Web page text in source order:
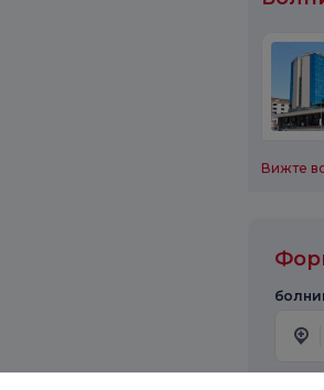
Вижте